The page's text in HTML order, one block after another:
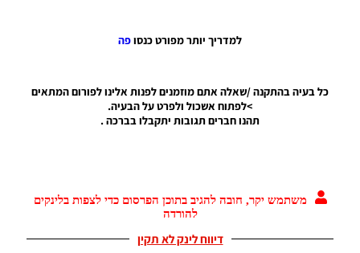
למדריך יותר מפורט כנסופה
כל בעיה בהתקנה /שאלה אתם מוזמנים לפנות אלינו לפורום המתאים
>לפתוח אשכול ולפרט על הבעיה.
תהנו חברים תגובות יתקבלו בברכה .
משתמש יקר, חובה להגיב בתוכן הפרסום כדי לצפות בלינקים
להורדה
דיווח לינק לא תקין
משחק
ומוסיף את